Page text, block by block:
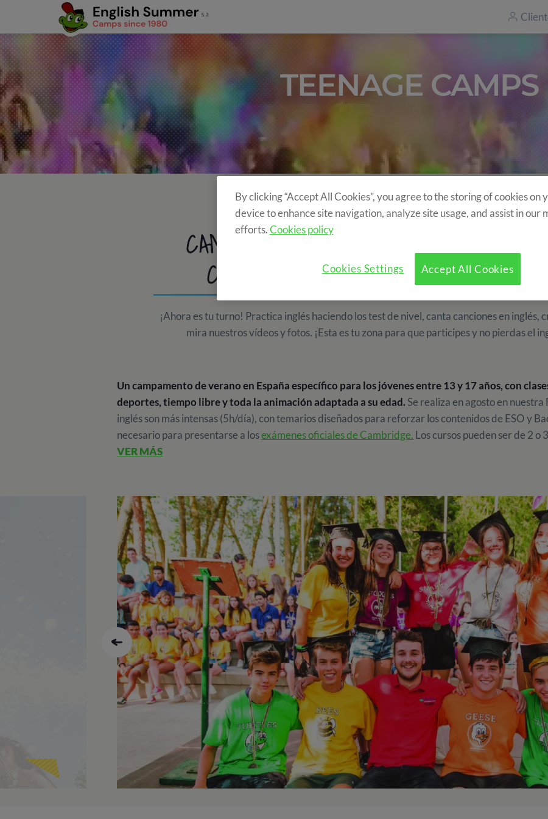
TEENAGE CAMPS
CAMPAMENTOS DE VERANO PARA
CURSOS DE IDIOMAS EN EL
¡Ahora es tu turno! Practica inglés haciendo los test de nivel, canta canciones en inglés,
mira nuestros vídeos y fotos. ¡Esta es tu zona para que participes y no pierdas el
Un campamento de verano en España específico para los jóvenes entre 13 y 17 años, con
deportes, tiempo libre y toda la animación adaptada a su edad. Se realiza en agosto en nuestra
inglés son más intensas (5h/día), con temarios diseñados para reforzar los contenidos de ESO y
necesario para presentarse a losexámenes oficiales de Cambridge. Los cursos pueden ser de 2 o
Comenzando con el “test de nivel", seguido de la sesión diaria de reflexión, pasando por los
examen de fin de curso. Los alumnos pueden ver sus progresos y queremos hacerlos partícipes e
del Inglés.
Las clases
En todas las colonias de verano los alumnos teenagers reciben 4/5 horas diarias de lecciones de
nativos. Cada lección de gramática viene acompañada de su vocabulario y se practica lo
destrezas: auditiva, oral, escrita y lectora. Para seguir el progreso de aprendizaje de los alumnos
método impartido en las clases se estructura en:
Introducción del tema:nueva unidad gramatical, ejercicios prácticos y juegos
subasta de frases, que consiste en una gran subasta y se realiza tu apuesta, pero antes
frase está construída correctamente.
para reconocer y aprender las diferentes expresiones, acentos, entonaciones y
prácticas de escuchar conversaciones con diferentes profesores, utilizando
etc. Por ejemplo: reconocer frases de canciones y ordenarlas según la letra de la canción.
Reading:practicar la comprensión a través de lecturas cortas y la realización de ejercicios.
VER MÁS
By clicking “Accept All Cookies”, you agree to the storing of cookies on
device to enhance site navigation, analyze site usage, and assist in our
efforts.Cookies policy
Accept All Cookies
Cookies Settings